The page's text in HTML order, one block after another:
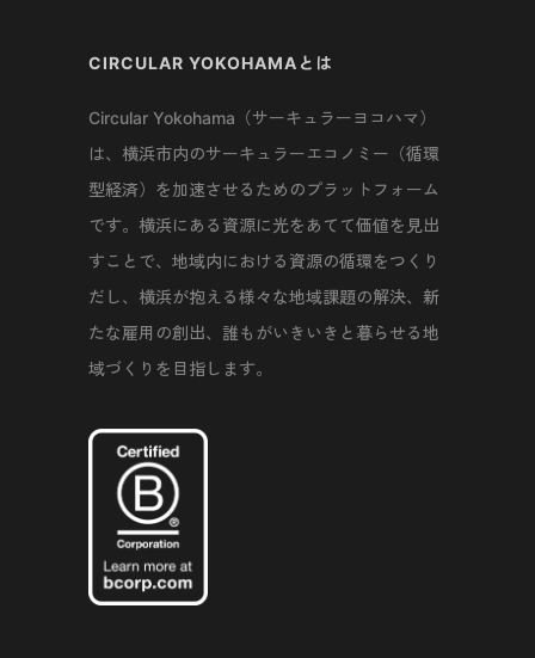
CIRCULAR YOKOHAMAとは
Circular Yokohama（サーキュラーヨコハマ）
は、横浜市内のサーキュラーエコノミー（循環
型経済）を加速させるためのプラットフォーム
です。横浜にある資源に光をあてて価値を見出
すことで、地域内における資源の循環をつくり
だし、横浜が抱える様々な地域課題の解決、新
たな雇用の創出、誰もがいきいきと暮らせる地
域づくりを目指します。